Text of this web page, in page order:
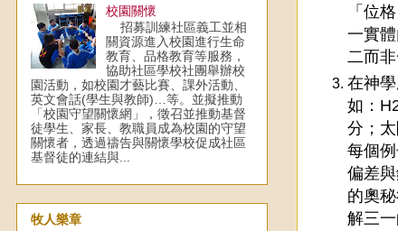
「位
一實
二而
在神
如：
分；
每個
偏差
的奧
解三
校園關懷
招募訓練社區義工並相
關資源進入校園進行生命
教育、品格教育等服務，
協助社區學校社團舉辦校
園活動，如校園才藝比賽、課外活動、
英文會話(學生與教師)…等。並擬推動
「校園守望關懷網」，徵召並推動基督
徒學生、家長、教職員成為校園的守望
關懷者，透過禱告與關懷學校促成社區
基督徒的連結與...
牧人樂章